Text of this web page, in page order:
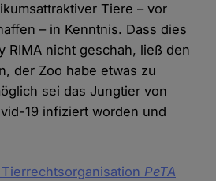
Tiere – vor
– in Kenntnis. Dass dies
RIMA nicht geschah, ließ den
der Zoo habe etwas zu
sei das Jungtier von
19 infiziert worden und
PeTA